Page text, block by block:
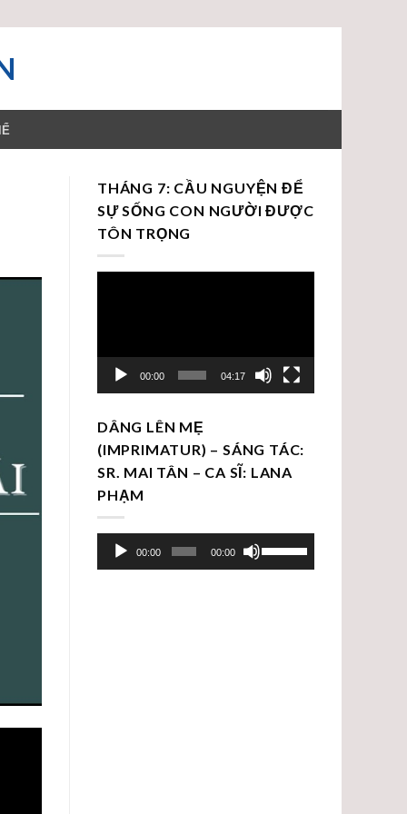
THÁNG 7: CẦU NGUYỆN ĐỂ
SỰ SỐNG CON NGƯỜI ĐƯỢC
TÔN TRỌNG
00:00 04:17
DÂNG LÊN MẸ
(IMPRIMATUR) – SÁNG TÁC:
SR. MAI TÂN – CA SĨ: LANA
PHẠM
Trình
chơi
00:00 00:00
dụng